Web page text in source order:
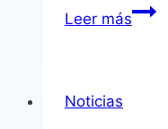
Leer más
Noticias